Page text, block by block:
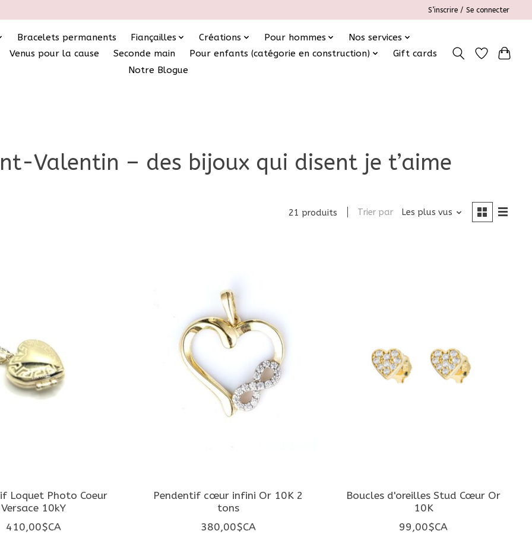
S’inscrire / Se connecter
Bracelets permanents Fiançailles Créations Pour hommes
Nos services
Venus pour la cause
Seconde main Pour enfants (catégorie en construction)
Gift cards
Notre Blogue
Valentin – des bijoux qui disent je t’aime
21 produits Trier par Les plus vus
Loquet Photo Coeur
Versace 10kY
410,00$CA
Pendentif cœur infini Or 10K 2
tons
380,00$CA
Boucles d'oreilles Stud Cœur Or
10K
99,00$CA